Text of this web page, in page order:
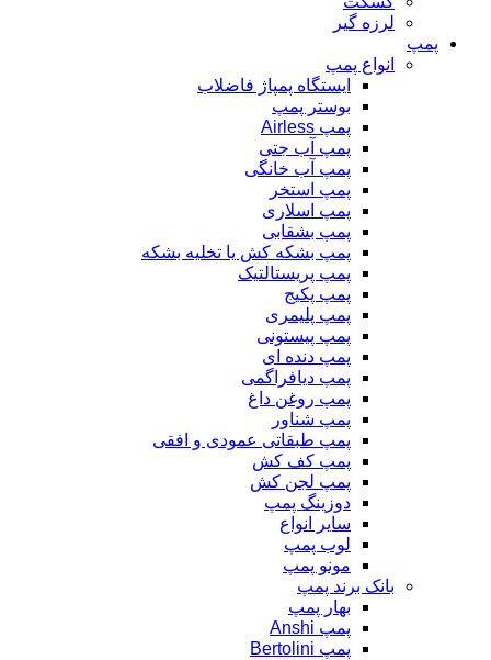
لرزه گیر
پمپ
انواع پمپ
ایستگاه پمپاژ فاضلاب
بوستر پمپ
پمپ Airless
پمپ آب جتی
پمپ آب خانگی
پمپ استخر
پمپ اسلاری
پمپ بشقابی
پمپ بشکه کش یا تخلیه بشکه
پمپ پریستالتیک
پمپ پکیج
پمپ پلیمری
پمپ پیستونی
پمپ دنده ای
پمپ دیافراگمی
پمپ روغن داغ
پمپ شناور
پمپ طبقاتی عمودی و افقی
پمپ کف کش
پمپ لجن کش
دوزینگ پمپ
سایر انواع
لوب پمپ
مونو پمپ
بانک برند پمپ
بهار پمپ
پمپ Anshi
پمپ Bertolini